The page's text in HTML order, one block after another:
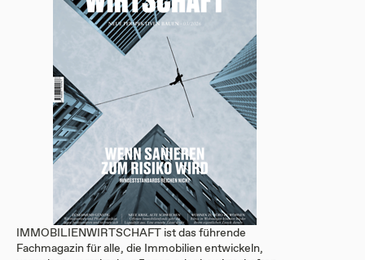
IMMOBILIENWIRTSCHAFT ist das führende
Fachmagazin für alle, die Immobilien entwickeln,